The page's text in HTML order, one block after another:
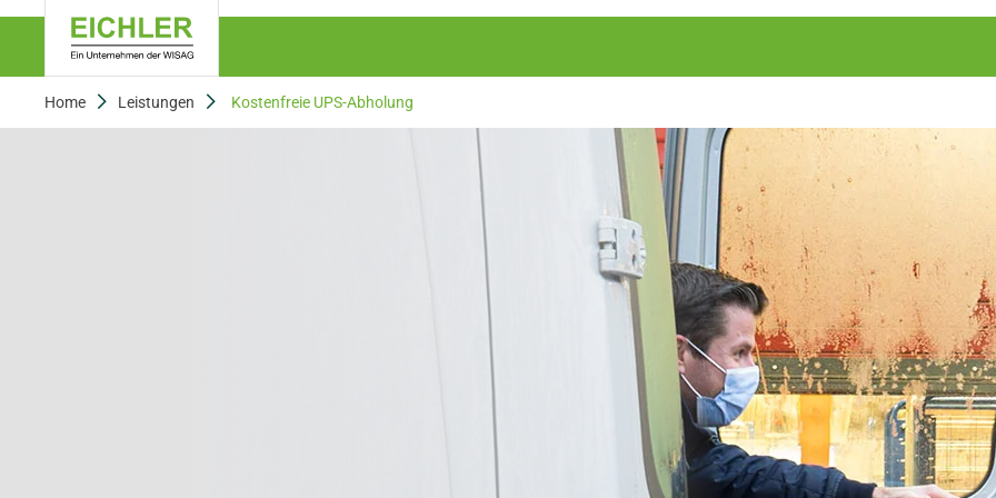
Home Leistungen Kostenfreie UPS-Abholung